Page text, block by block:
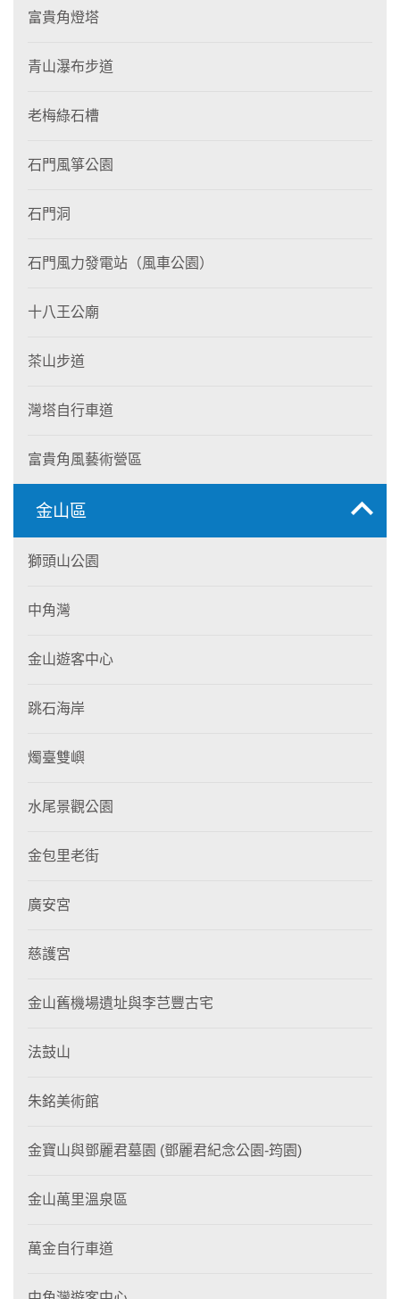
富貴角燈塔
青山瀑布步道
老梅綠石槽
石門風箏公園
石門洞
石門風力發電站（風車公園）
十八王公廟
茶山步道
灣塔自行車道
富貴角風藝術營區
金山區
獅頭山公園
中角灣
金山遊客中心
跳石海岸
燭臺雙嶼
水尾景觀公園
金包里老街
廣安宮
慈護宮
金山舊機場遺址與李芑豐古宅
法鼓山
朱銘美術館
金寶山與鄧麗君墓園 (鄧麗君紀念公園-筠園)
金山萬里溫泉區
萬金自行車道